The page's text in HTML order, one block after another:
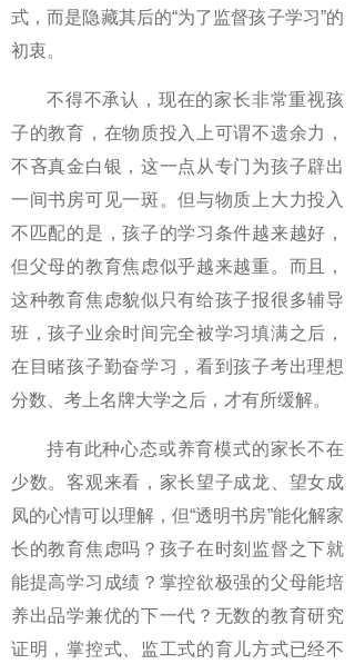
式，而是隐藏其后的“为了监督孩子学习”的
初衷。
不得不承认，现在的家长非常重视孩
子的教育，在物质投入上可谓不遗余力，
不吝真金白银，这一点从专门为孩子辟出
一间书房可见一斑。但与物质上大力投入
不匹配的是，孩子的学习条件越来越好，
但父母的教育焦虑似乎越来越重。而且，
这种教育焦虑貌似只有给孩子报很多辅导
班，孩子业余时间完全被学习填满之后，
在目睹孩子勤奋学习，看到孩子考出理想
分数、考上名牌大学之后，才有所缓解。
持有此种心态或养育模式的家长不在
少数。客观来看，家长望子成龙、望女成
凤的心情可以理解，但“透明书房”能化解家
长的教育焦虑吗？孩子在时刻监督之下就
能提高学习成绩？掌控欲极强的父母能培
养出品学兼优的下一代？无数的教育研究
证明，掌控式、监工式的育儿方式已经不